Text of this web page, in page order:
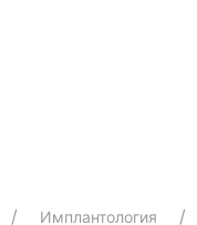
Имплантология